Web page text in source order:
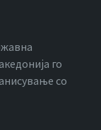
го
со